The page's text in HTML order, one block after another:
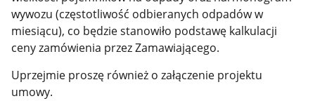
wywozu (częstotliwość odbieranych odpadów w
miesiącu), co będzie stanowiło podstawę kalkulacji
ceny zamówienia przez Zamawiającego.
Uprzejmie proszę również o załączenie projektu
umowy.